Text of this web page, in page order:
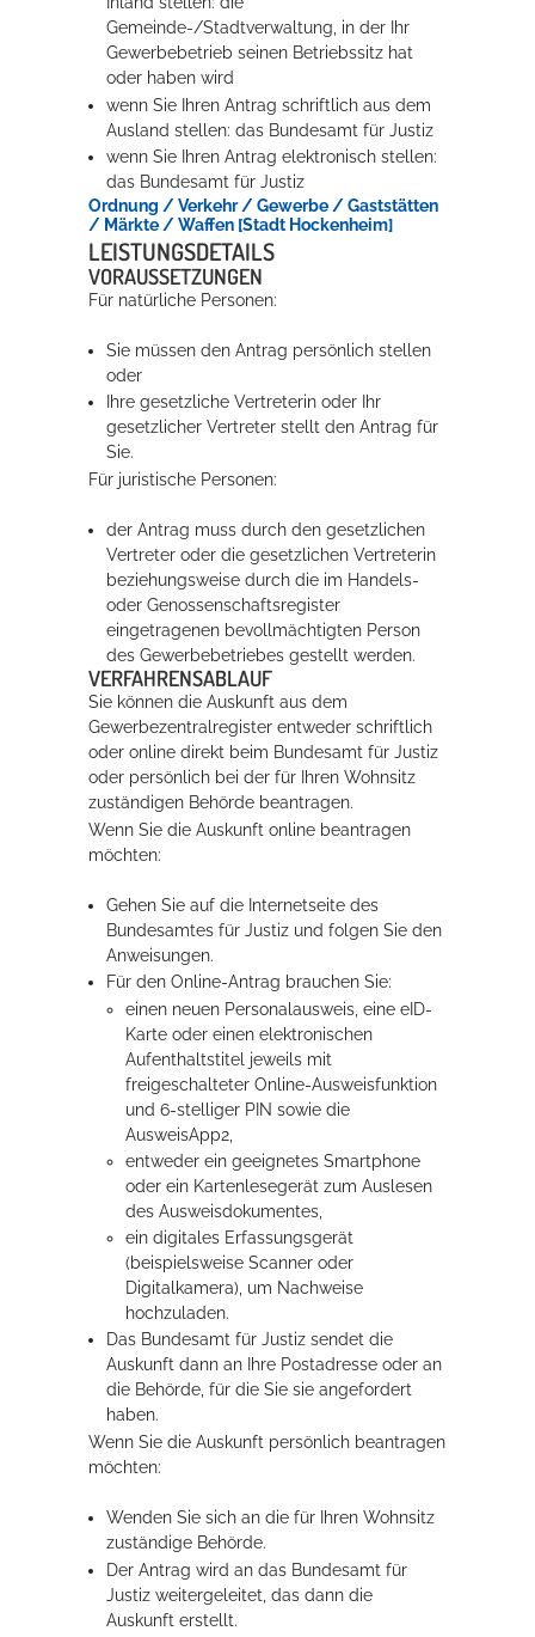
Gemeinde-/Stadtverwaltung, in der Ihr
Gewerbebetrieb seinen Betriebssitz hat
oder haben wird
wenn Sie Ihren Antrag schriftlich aus dem
Ausland stellen: das Bundesamt für Justiz
wenn Sie Ihren Antrag elektronisch stellen:
das Bundesamt für Justiz
Ordnung / Verkehr / Gewerbe / Gaststätten
/ Märkte / Waffen [Stadt Hockenheim]
LEISTUNGSDETAILS
VORAUSSETZUNGEN
Für natürliche Personen:
Sie müssen den Antrag persönlich stellen
oder
Ihre gesetzliche Vertreterin oder Ihr
gesetzlicher Vertreter stellt den Antrag für
Sie.
Für juristische Personen:
der Antrag muss durch den gesetzlichen
Vertreter oder die gesetzlichen Vertreterin
beziehungsweise durch die im Handels-
oder Genossenschaftsregister
eingetragenen bevollmächtigten Person
des Gewerbebetriebes gestellt werden.
VERFAHRENSABLAUF
Sie können die Auskunft aus dem
Gewerbezentralregister entweder schriftlich
oder online direkt beim Bundesamt für Justiz
oder persönlich bei der für Ihren Wohnsitz
zuständigen Behörde beantragen.
Wenn Sie die Auskunft online beantragen
möchten:
Gehen Sie auf die Internetseite des
Bundesamtes für Justiz und folgen Sie den
Anweisungen.
Für den Online-Antrag brauchen Sie:
einen neuen Personalausweis, eine eID-
Karte oder einen elektronischen
Aufenthaltstitel jeweils mit
freigeschalteter Online-Ausweisfunktion
und 6-stelliger PIN sowie die
AusweisApp2,
entweder ein geeignetes Smartphone
oder ein Kartenlesegerät zum Auslesen
des Ausweisdokumentes,
ein digitales Erfassungsgerät
(beispielsweise Scanner oder
Digitalkamera), um Nachweise
hochzuladen.
Das Bundesamt für Justiz sendet die
Auskunft dann an Ihre Postadresse oder an
die Behörde, für die Sie sie angefordert
haben.
Wenn Sie die Auskunft persönlich beantragen
möchten:
Wenden Sie sich an die für Ihren Wohnsitz
zuständige Behörde.
Der Antrag wird an das Bundesamt für
Justiz weitergeleitet, das dann die
Auskunft erstellt.